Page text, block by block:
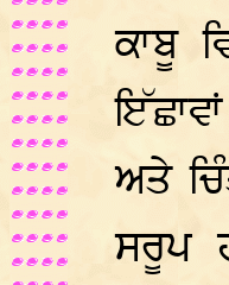
ਕਾਬੂ
ਅਤੇ
ਸਰੂਪ